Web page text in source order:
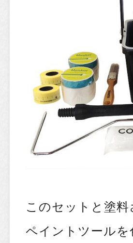
このセットと塗
ペイントツール